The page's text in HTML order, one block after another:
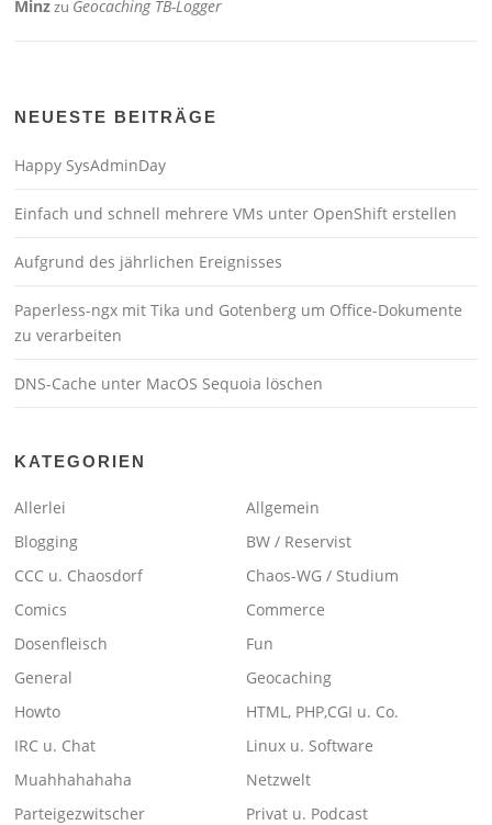
Minzzu Geocaching TB-Logger
NEUESTE BEITRÄGE
Happy SysAdminDay
Einfach und schnell mehrere VMs unter OpenShift erstellen
Aufgrund des jährlichen Ereignisses
Paperless-ngx mit Tika und Gotenberg um Office-Dokumente
zu verarbeiten
DNS-Cache unter MacOS Sequoia löschen
KATEGORIEN
Allerlei
Allgemein
Blogging
BW / Reservist
CCC u. Chaosdorf
Chaos-WG / Studium
Comics
Commerce
Dosenfleisch
Fun
General
Geocaching
Howto
HTML, PHP,CGI u. Co.
IRC u. Chat
Linux u. Software
Muahhahahaha
Netzwelt
Parteigezwitscher
Privat u. Podcast